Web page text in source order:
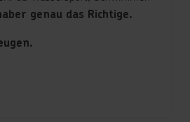
genau das Richtige.